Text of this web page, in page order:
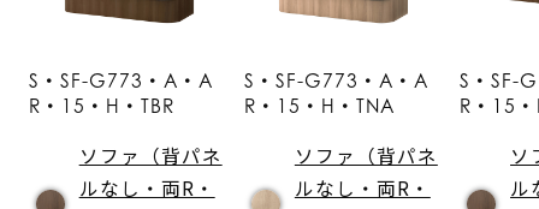
S・SF-G773・A・A
R・15・H・TBR
ソファ（背パネ
ルなし・両R・
S・SF-G773・A・A
R・15・H・TNA
ソファ（背パネ
ルなし・両R・
S・SF-
R・15・
ソ
ル